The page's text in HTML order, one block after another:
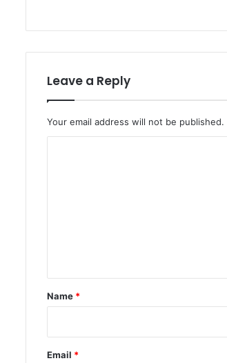
Leave a Reply
Your email address will not be published.
*
Name *
Email *